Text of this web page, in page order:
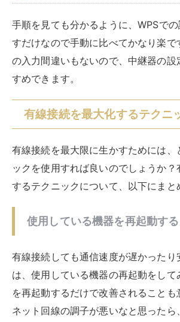
境の場合は、思い切ってプロバイダー
を検討してみましょう。乗り換え先を
トの口コミなども参考にするのがおす
LANケーブルを交換してみる
ルを交換してみるのもおすすめです。
テゴリがCat.6以上のものを選ぶのが
小さいものの場合、LANケーブルを交
果が見られないかもしれません。交換
ーブルをLANポートのジャックにしっ
Wi-Fiと有線のハイブリッド
中継器を有線接続する場合は、Wi-Fi